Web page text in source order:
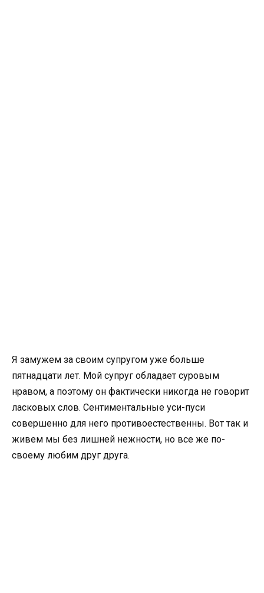
Я замужем за своим супругом уже больше
пятнадцати лет. Мой супруг обладает суровым
нравом, а поэтому он фактически никогда не говорит
ласковых слов. Сентиментальные уси-пуси
совершенно для него противоестественны. Вот так и
живем мы без лишней нежности, но все же по-
своему любим друг друга.